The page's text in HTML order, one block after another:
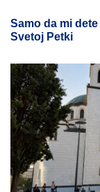
Samo da mi
Svetoj Petki